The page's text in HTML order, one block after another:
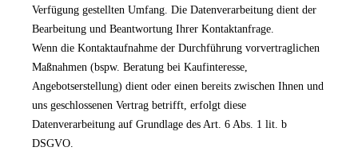
Verfügung gestellten Umfang. Die Datenverarbeitung dient der
Bearbeitung und Beantwortung Ihrer Kontaktanfrage.
Wenn die Kontaktaufnahme der Durchführung vorvertraglichen
Maßnahmen (bspw. Beratung bei Kaufinteresse,
Angebotserstellung) dient oder einen bereits zwischen Ihnen und
uns geschlossenen Vertrag betrifft, erfolgt diese
Datenverarbeitung auf Grundlage des Art. 6 Abs. 1 lit. b
DSGVO.